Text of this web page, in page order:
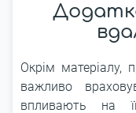
Окрім матеріалу,
важливо
впливають на